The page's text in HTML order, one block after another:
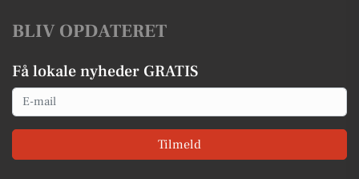
BLIV OPDATERET
Få lokale nyheder GRATIS
Email
Tilmeld